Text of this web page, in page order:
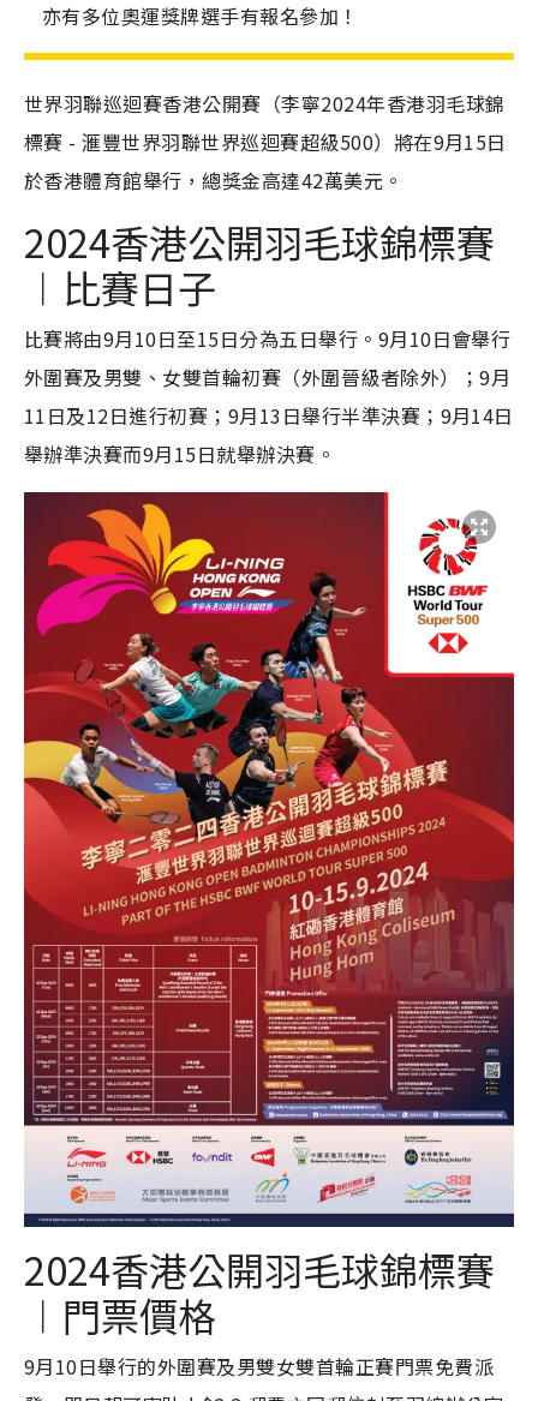
亦有多位奧運獎牌選手有報名參加！
世界羽聯巡迴賽香港公開賽（李寧2024年香港羽毛球錦
標賽 - 滙豐世界羽聯世界巡迴賽超級500）將在9月15日
於香港體育館舉行，總獎金高達42萬美元。
2024香港公開羽毛球錦標賽
︱比賽日子
比賽將由9月10日至15日分為五日舉行。9月10日會舉行
外圍賽及男雙、女雙首輪初賽（外圍晉級者除外）；9月
11日及12日進行初賽；9月13日舉行半準決賽；9月14日
舉辦準決賽而9月15日就舉辦決賽。
2024香港公開羽毛球錦標賽
︱門票價格
9月10日舉行的外圍賽及男雙女雙首輪正賽門票免費派